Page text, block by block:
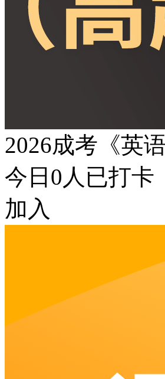
2026成考《英
今日 0 人已打卡
加入